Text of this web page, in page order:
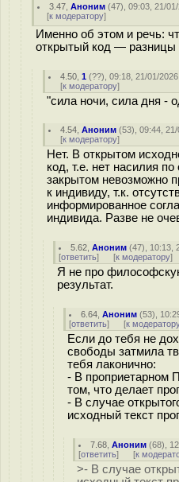
3.47 ,Аноним (47), 09:03, 21/
[к модератору]
Именно об этом и речь:
открытый код — разницы
4.50 ,1 (??), 09:18, 21/01/
[к модератору]
"сила ночи, сила дня -
4.54 ,Аноним (53), 09:44,
[к модератору]
Нет. В открытом
код, т.е. нет насилия
закрытом невозможно
к индивиду, т.к.
информированное
индивида. Разве не
5.62 ,Аноним (47), 10:13,
[ответить] [к модератору]
Я не про
результат.
6.64 ,Аноним (53),
[ответить] [к
Если до тебя не
свободы затмила
тебя лаконично:
- В проприетарном
том, что делает
- В случае
исходный текст
7.68 ,Аноним (68),
[ответить] [к
>- В случае